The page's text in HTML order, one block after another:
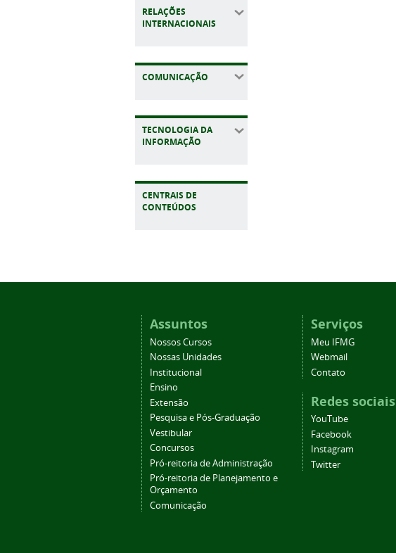
RELAÇÕES
INTERNACIONAIS
COMUNICAÇÃO
TECNOLOGIA DA
INFORMAÇÃO
CENTRAIS DE
CONTEÚDOS
Assuntos
Nossos Cursos
Nossas Unidades
Institucional
Ensino
Extensão
Pesquisa e Pós-Graduação
Vestibular
Concursos
Pró-reitoria de Administração
Pró-reitoria de Planejamento e
Orçamento
Comunicação
Serviços
Meu IFMG
Webmail
Contato
Redes sociais
YouTube
Facebook
Instagram
Twitter